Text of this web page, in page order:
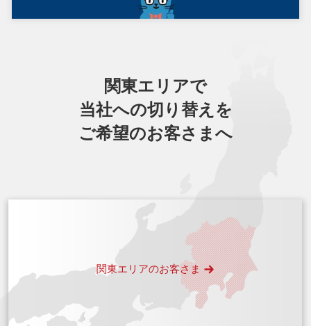
関東エリアで
当社への切り替えを
ご希望のお客さまへ
関東エリアのお客さま